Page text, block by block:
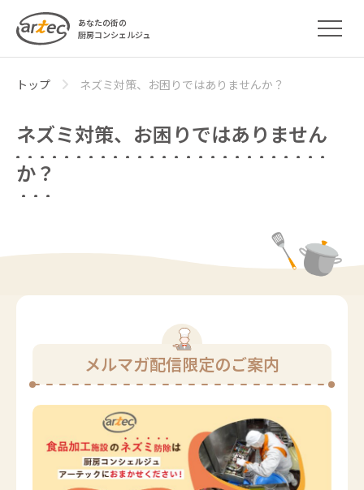
あなたの街の
厨房コンシェルジュ
トップ ネズミ対策、お困りではありませんか？
ネズミ対策、お困りではありません
か？
メルマガ配信限定のご案内